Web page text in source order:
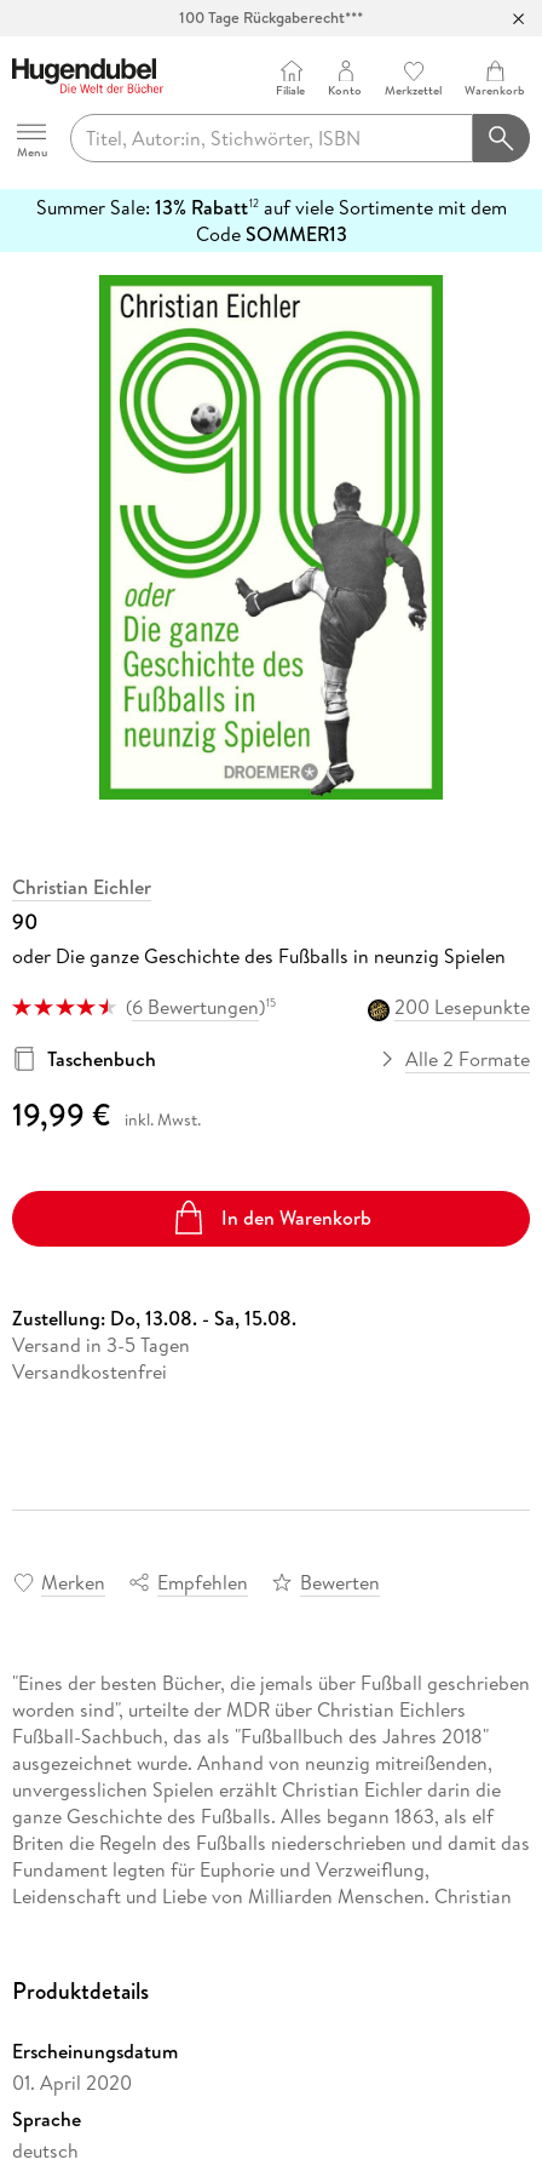
100 Tage Rückgaberecht***
Hugendubel
Menu
Filiale Konto Merkzettel Warenkorb
Summer Sale: 13% Rabatt12auf viele Sortimente mit dem
CodeSOMMER13
erfahren
Christian Eichler
90
oder Die ganze Geschichte des Fußballs in neunzig Spielen
(6 Bewertungen)15
200 Lesepunkte
Taschenbuch
Alle 2 Formate
19,99 € inkl. Mwst.
In den Warenkorb
Zustellung: Do, 13.08. - Sa, 15.08.
Versand in 3-5 Tagen
Versandkostenfrei
Merken Empfehlen Bewerten
"Eines der besten Bücher, die jemals über Fußball geschrieben
worden sind", urteilte der MDR über Christian Eichlers
Fußball-Sachbuch, das als "Fußballbuch des Jahres 2018"
ausgezeichnet wurde. Anhand von neunzig mitreißenden,
unvergesslichen Spielen erzählt Christian Eichler darin die
ganze Geschichte des Fußballs. Alles begann 1863, als elf
Briten die Regeln des Fußballs niederschrieben und damit das
Fundament legten für Euphorie und Verzweiflung,
Leidenschaft und Liebe von Milliarden Menschen. Christian
Herzen« und viele andere legendäre Spiele, Helden und Tore.
Alle finden sie Platz in dieser Geschichte des Fußballs: von
von Roberto Boninsegna bis Johan Cruyff, von Bobby
Charlton bis Christiano Ronaldo, von Max Morlock und Fritz
Walter bis Uwe Seeler, Franz Charlton bis Beckenbauer, Gerd
Müller und Günter Netzer. Dazu die großen Mannschaften:
Rapid Wien, Manchester United, Real Madrid, FC Barcelona,
Produktdetails
Erscheinungsdatum
01. April 2020
Sprache
deutsch